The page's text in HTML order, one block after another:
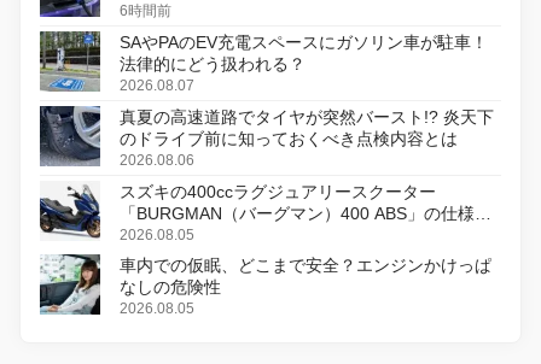
6時間前
SAやPAのEV充電スペースにガソリン車が駐車！
法律的にどう扱われる？
2026.08.07
真夏の高速道路でタイヤが突然バースト!? 炎天下
のドライブ前に知っておくべき点検内容とは
2026.08.06
スズキの400ccラグジュアリースクーター
「BURGMAN（バーグマン）400 ABS」の仕様を
変更し、8月18日に発売
2026.08.05
車内での仮眠、どこまで安全？エンジンかけっぱ
なしの危険性
2026.08.05